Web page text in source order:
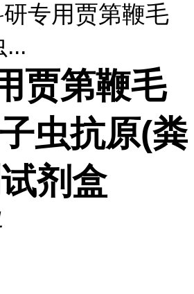
专用贾第鞭毛
...
贾第鞭毛
虫抗原(粪
剂盒